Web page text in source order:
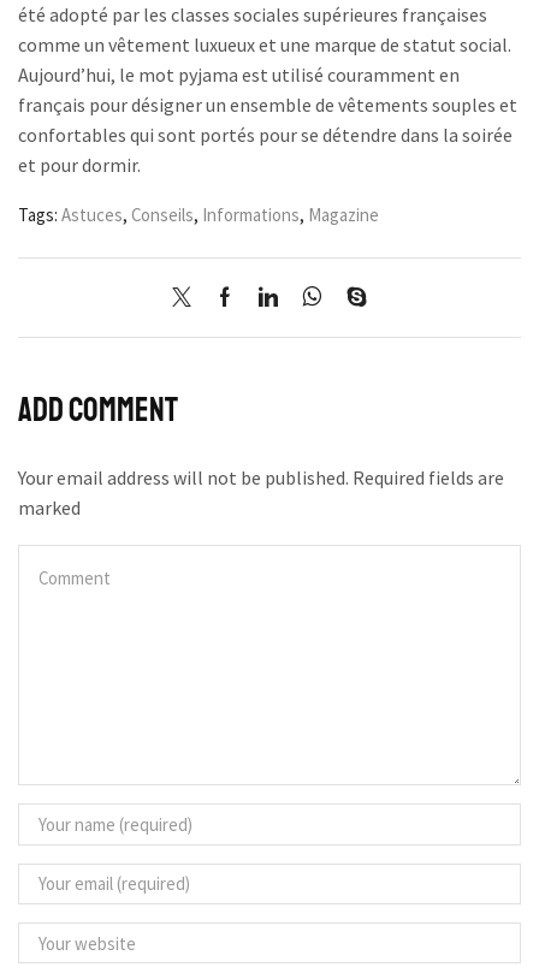
été adopté par les classes sociales supérieures françaises
comme un vêtement luxueux et une marque de statut social.
Aujourd’hui, le mot pyjama est utilisé couramment en
français pour désigner un ensemble de vêtements souples et
confortables qui sont portés pour se détendre dans la soirée
et pour dormir.
Tags: Astuces, Conseils, Informations, Magazine
Add comment
Your email address will not be published. Required fields are
marked